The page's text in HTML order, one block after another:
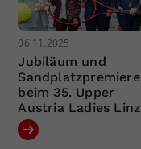
06.11.2025
Jubiläum und
Sandplatzpremiere
beim 35. Upper
Austria Ladies Linz